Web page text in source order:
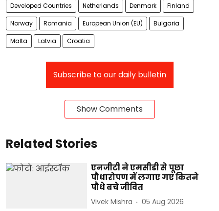
Developed Countries Netherlands Denmark Finland
Norway Romania European Union (EU) Bulgaria
Malta Latvia Croatia
Subscribe to our daily bulletin
Show Comments
Related Stories
एनजीटी ने एमसीडी से पूछा
पौधारोपण में लगाए गए कितने
पौधे बचे जीवित
Vivek Mishra 05 Aug 2026